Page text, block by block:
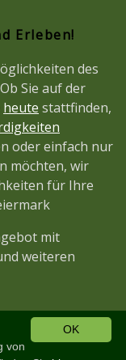
Erleben!
des
Sie auf der
heute stattfinden,
oder einfach nur
möchten, wir
für Ihre
mit
weiteren
OK
von